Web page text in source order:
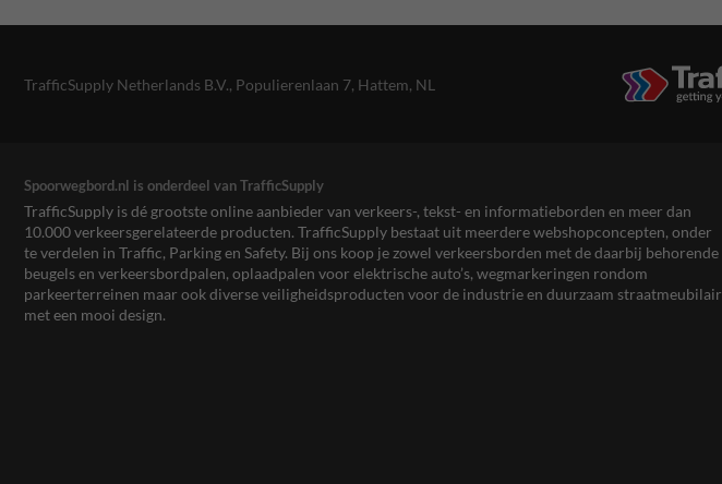
TrafficSupply Netherlands B.V., Populierenlaan 7, Hattem, NL
Spoorwegbord.nl is onderdeel van TrafficSupply
TrafficSupply is dé grootste online aanbieder van verkeers-, tekst- en informatieborden en meer dan
10.000 verkeersgerelateerde producten. TrafficSupply bestaat uit meerdere webshopconcepten, onder
te verdelen in Traffic, Parking en Safety. Bij ons koop je zowel verkeersborden met de daarbij behorende
beugels en verkeersbordpalen, oplaadpalen voor elektrische auto’s, wegmarkeringen rondom
parkeerterreinen maar ook diverse veiligheidsproducten voor de industrie en duurzaam straatmeubilair
met een mooi design.